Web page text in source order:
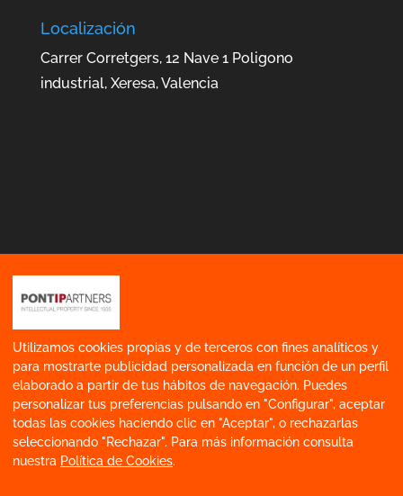
Localización
Carrer Corretgers, 12 Nave 1 Poligono
industrial, Xeresa, Valencia
Política de gestión integrada Contacto
Prisma Safor © 2019. Todos los derechos
reservados.
Utilizamos cookies propias y de terceros con fines analíticos y
para mostrarte publicidad personalizada en función de un perfil
elaborado a partir de tus hábitos de navegación. Puedes
personalizar tus preferencias pulsando en "Configurar", aceptar
todas las cookies haciendo clic en "Aceptar", o rechazarlas
seleccionando "Rechazar". Para más información consulta
nuestra Política de Cookies.